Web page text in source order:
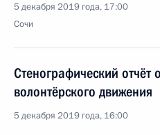
5 декабря 2019 года, 17:00
Сочи
Стенографический отчёт
волонтёрского движения
5 декабря 2019 года, 16:00